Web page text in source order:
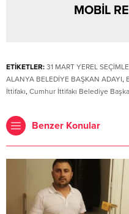
MOBİL
ETİKETLER: 31 MART YEREL
ALANYA BELEDİYE BAŞKAN ADAYI,
İttifakı, Cumhur İttifakı Belediye
Benzer Konular